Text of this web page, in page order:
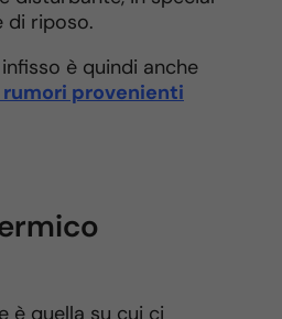
di riposo.
è quindi anche
provenienti